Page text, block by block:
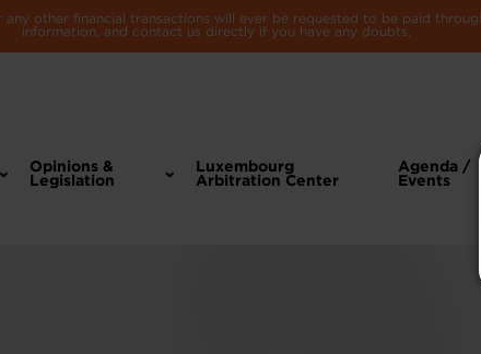
other financial transactions will ever be requested to be paid
information, and contact us directly if you have any doubts.
Opinions &
Legislation
Luxembourg
Arbitration Center
Agenda /
Events